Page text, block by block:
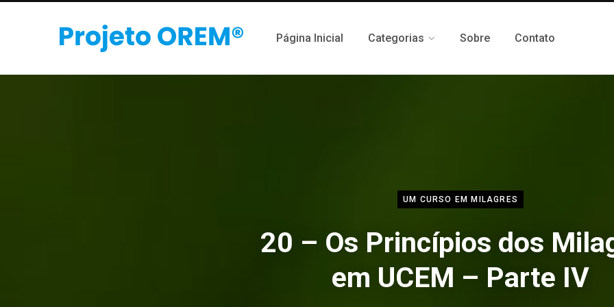
Página Inicial Categorias Sobre Contato
UM CURSO EM MILAGRES
20 – Os Princípios dos
em UCEM – Parte IV